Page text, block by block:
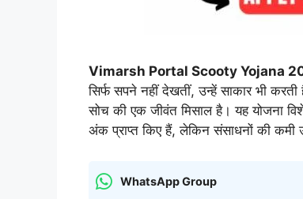
Vimarsh Portal Scooty Yojana 2025:
सिर्फ सपने नहीं देखतीं, उन्हें साकार भी
सोच की एक जीवंत मिसाल है। यह योजना
अंक प्राप्त किए हैं, लेकिन संसाधनों की
WhatsApp Group